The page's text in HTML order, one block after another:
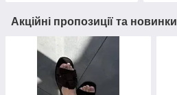
Акційні пропозиції та новинки